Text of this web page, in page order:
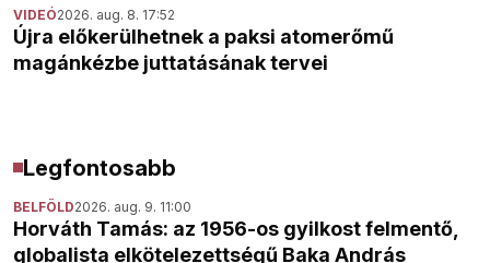
VIDEÓ2026. aug. 8. 17:52
Újra előkerülhetnek a paksi atomerőmű
magánkézbe juttatásának tervei
Legfontosabb
BELFÖLD2026. aug. 9. 11:00
Horváth Tamás: az 1956-os gyilkost felmentő,
globalista elkötelezettségű Baka András